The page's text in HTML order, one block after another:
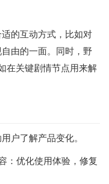
的互动方式，比如对
由的一面。同时，野
在关键剧情节点用来解
户了解产品变化。
：优化使用体验，修复